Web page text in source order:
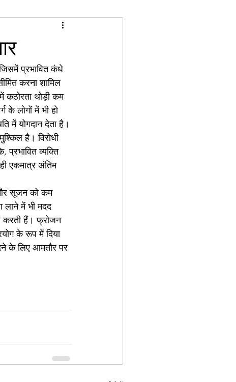
प्रभावित कंधे
करना शामिल
थोड़ी कम
के लोगों में भी हो
में योगदान देता है।
है। विरोधी
प्रभावित व्यक्ति
एकमात्र अंतिम
और सूजन को कम
लाने में भी मदद
करती हैं। फ्रोजन
के रूप में दिया
के लिए आमतौर पर